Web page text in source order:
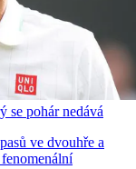
se pohár nedává
ve dvouhře a